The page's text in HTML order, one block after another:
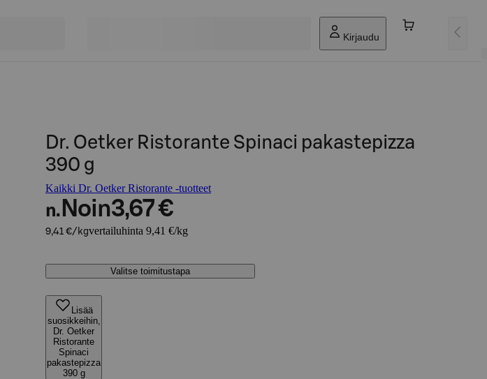
Kirjaudu
Dr. Oetker Ristorante Spinaci pakastepizza
390 g
Kaikki Dr. Oetker Ristorante -tuotteet
n. Noin3,67 €
9,41 €/kgvertailuhinta 9,41 €/kg
Valitse toimitustapa
Lisää
suosikkeihin,
Dr. Oetker
Ristorante
Spinaci
pakastepizza
390 g